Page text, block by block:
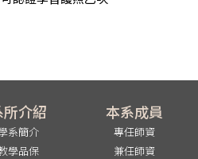
所介紹
系簡介
學品保
本系成員
專任師資
兼任師資